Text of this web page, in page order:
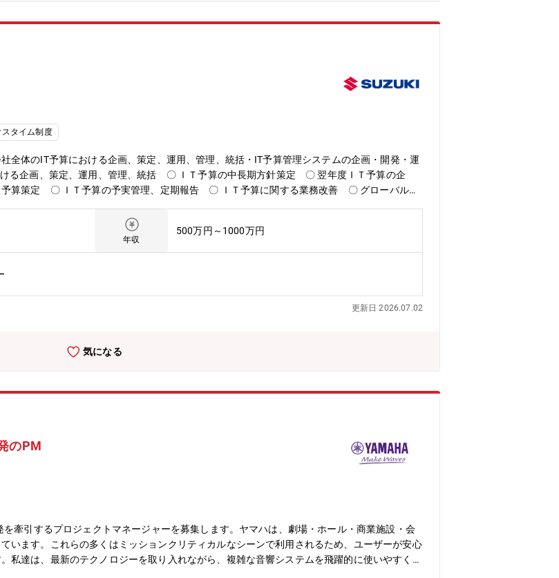
スタイム制度
全体のIT予算における企画、策定、運用、管理、統括・IT予算管理システムの企画・開発・運
る企画、策定、運用、管理、統括 〇 ＩＴ予算の中長期方針策定 〇 翌年度ＩＴ予算の企
予算策定 〇 ＩＴ予算の予実管理、定期報告 〇 ＩＴ予算に関する業務改善 〇 グローバル
社単体からインドやその他の国も含めたグローバルでの管理、方針策定、ガバナンス強化が
当たり、ＩＴスキルを有し、上記の業務を実施できる人材を募集いたします。 ＜＜部門のミ
動を維持、発展させます。・会社経営の要となるIT投資に関わることで、IT技術者としてだけ
できます。＜＜ 入社後の教育体制 ＞＞OJTで業務の立ち上がりをサポートします。各自のご
ことも可能です。社内には以下のような研修・教育があります。・全社教育 ：役職者研
話やプログラミング、その他業務で必要な知識、 ビジネススキルなど受講で
ン ＞＞・役職 ：主任や係長、将来的に管理職へとキャリアアップすることが
物像 ＞＞・自ら提案し実行できる方を希望します。・困難なことにも地道に取り組むことが
年収
500万円～1000万円
更新日 2026.07.02
気になる
のPM
牽引するプロジェクトマネージャーを募集します。ヤマハは、劇場・ホール・商業施設・会
います。これらの多くはミッションクリティカルなシーンで利用されるため、ユーザーが安心
私達は、最新のテクノロジーを取り入れながら、複雑な音響システムを飛躍的に使いやすくし